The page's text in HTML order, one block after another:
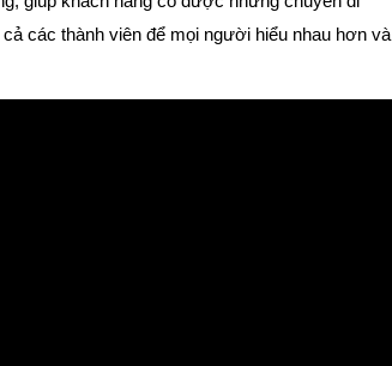
các thành viên để mọi người hiểu nhau hơn và